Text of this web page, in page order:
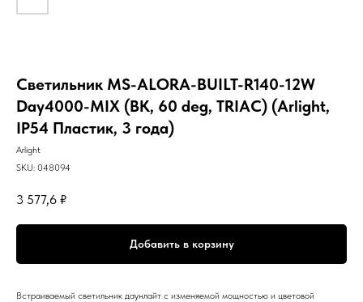
Светильник MS-ALORA-BUILT-R140-12W
Day4000-MIX (BK, 60 deg, TRIAC) (Arlight,
IP54 Пластик, 3 года)
Arlight
SKU: 048094
3 577,6 ₽
Добавить в корзину
Встраиваемый светильник даунлайт с изменяемой мощностью и цветовой